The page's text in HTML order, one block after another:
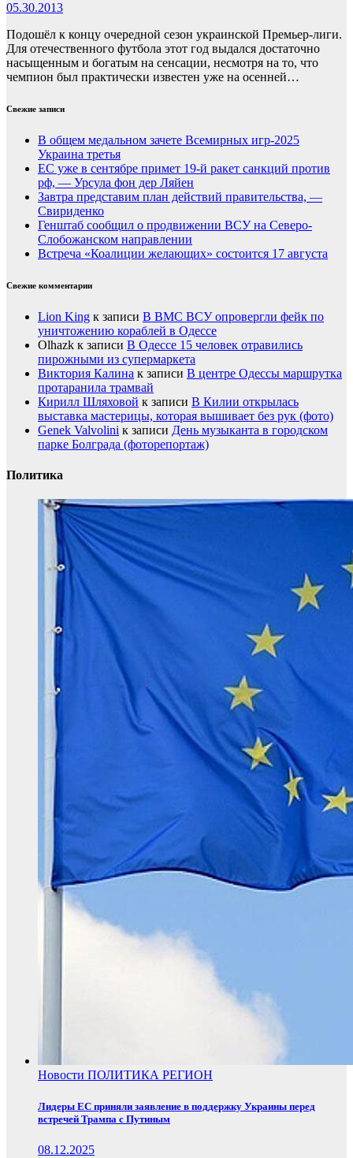
05.30.2013
Подошёл к концу очередной сезон украинской Премьер-лиги.
Для отечественного футбола этот год выдался достаточно
насыщенным и богатым на сенсации, несмотря на то, что
чемпион был практически известен уже на осенней…
Свежие записи
В общем медальном зачете Всемирных игр-2025
Украина третья
ЕС уже в сентябре примет 19-й ракет санкций против
рф, — Урсула фон дер Ляйен
Завтра представим план действий правительства, —
Свириденко
Генштаб сообщил о продвижении ВСУ на Северо-
Слобожанском направлении
Встреча «Коалиции желающих» состоится 17 августа
Свежие комментарии
Lion King к записи В ВМС ВСУ опровергли фейк по
уничтожению кораблей в Одессе
Olhazk к записи В Одессе 15 человек отравились
пирожными из супермаркета
Виктория Калина к записи В центре Одессы маршрутка
протаранила трамвай
Кирилл Шляховой к записи В Килии открылась
выставка мастерицы, которая вышивает без рук (фото)
Genek Valvolini к записи День музыканта в городском
парке Болграда (фоторепортаж)
Политика
Новости ПОЛИТИКА РЕГИОН
Лидеры ЕС приняли заявление в поддержку Украины перед
встречей Трампа с Путиным
08.12.2025